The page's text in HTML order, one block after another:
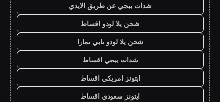
شدات ببجي عن طريق الايدي
شحن يلا لودو اقساط
شحن يلا لودو تابي تمارا
شدات ببجي اقساط
ايتونز امريكي اقساط
ايتونز سعودي اقساط